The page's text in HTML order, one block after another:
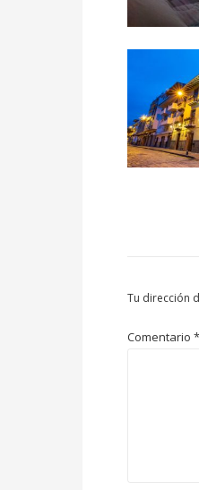
Tu dirección
Comentario *